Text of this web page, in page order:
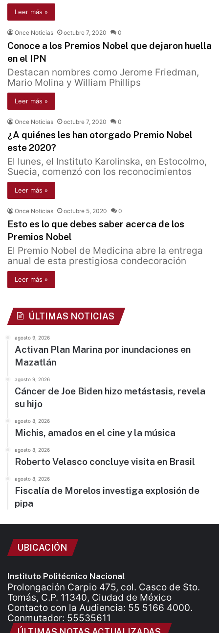
Leer más »
Once Noticias octubre 7, 2020 0
Conoce a los Premios Nobel que dejaron huella
en el IPN
Destacan nombres como Jerome Friedman,
Mario Molina y William Phillips
Leer más »
Once Noticias octubre 7, 2020 0
¿A quiénes les han otorgado Premio Nobel
este 2020?
El lunes, el Instituto Karolinska, en Estocolmo,
Suecia, comenzó con los reconocimientos
Leer más »
Once Noticias octubre 5, 2020 0
Esto es lo que debes saber acerca de los
Premios Nobel
El Premio Nobel de Medicina abre la entrega
anual de esta prestigiosa condecoración
Leer más »
ÚLTIMAS NOTICIAS
agosto 9, 2026
Activan Plan Marina por inundaciones en
Mazatlán
agosto 9, 2026
Cáncer de Joe Biden hizo metástasis, revela
su hijo
agosto 8, 2026
Michis, amados en el cine y la música
agosto 8, 2026
Roberto Velasco concluye visita en Brasil
agosto 8, 2026
Fiscalía de Morelos investiga explosión de
pipa
UBICACIÓN
Instituto Politécnico Nacional
Prolongación Carpio 475, col. Casco de Sto.
Tomás, C.P. 11340, Ciudad de México
Contacto con la Audiencia: 55 5166 4000.
Conmutador: 55535611